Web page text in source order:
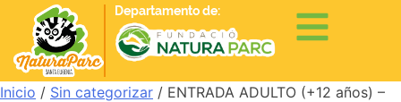
Departamento de:
Inicio / Sin categorizar / ENTRADA ADULTO (+12 años) –